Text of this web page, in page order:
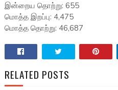
இன்றைய தொற்று: 655
மொத்த இறப்பு: 4,475
மொத்த தொற்று: 46,687
RELATED POSTS